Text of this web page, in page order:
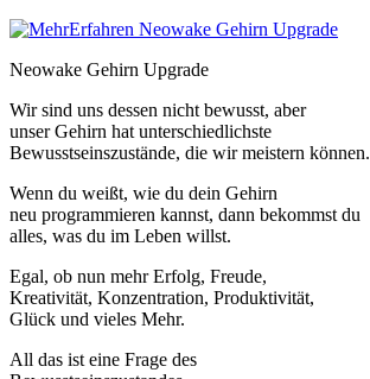
Neowake Gehirn Upgrade
Wir sind uns dessen nicht bewusst, aber
unser Gehirn hat unterschiedlichste
Bewusstseinszustände, die wir meistern können.
Wenn du weißt, wie du dein Gehirn
neu programmieren kannst, dann bekommst du
alles, was du im Leben willst.
Egal, ob nun mehr Erfolg, Freude,
Kreativität, Konzentration, Produktivität,
Glück und vieles Mehr.
All das ist eine Frage des